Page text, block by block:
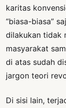
karitas
“biasa-biasa”
dilakukan tidak
masyarakat
di atas sudah
jargon teori
Di sisi lain,